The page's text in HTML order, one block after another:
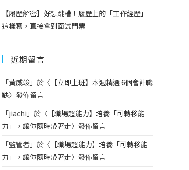
【履歷解密】好想跳槽！履歷上的「工作經歷」
這樣寫，直接拿到面試門票
近期留言
「黃威竣 」於〈 【立即上班】本週精選 6個會計職
缺〉發佈留言
「jiachi 」於〈 【職場超能力】培養「可轉移能
力」，讓你隨時帶著走〉發佈留言
「監管者 」於〈 【職場超能力】培養「可轉移能
力」，讓你隨時帶著走〉發佈留言